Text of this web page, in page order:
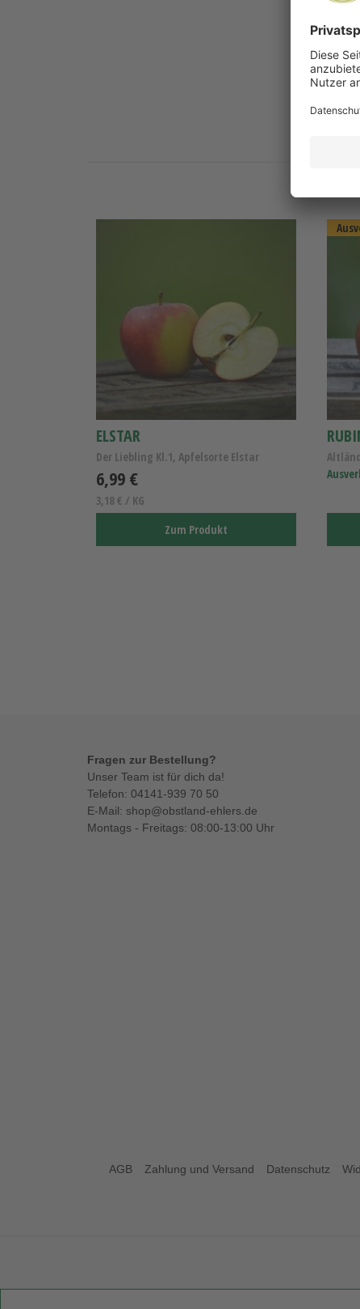
ELSTAR
Der Liebling Kl.1, Apfelsorte Elstar
6,99 €
3,18 € / KG
Zum Produkt
Fragen zur Bestellung?
Unser Team ist für dich da!
Telefon: 04141-939 70 50
E-Mail: shop@obstland-ehlers.de
Montags - Freitags: 08:00-13:00 Uhr
AGB Zahlung und Versand Datenschutz